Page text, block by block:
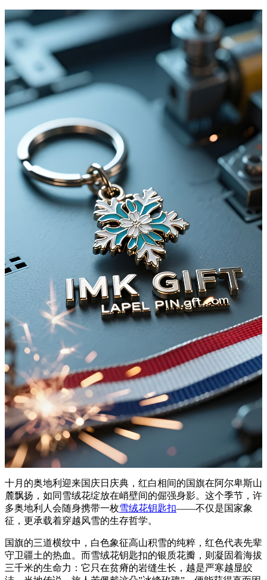
十月的奥地利迎来国庆日庆典，红白相间的国旗在阿尔卑斯山
麓飘扬，如同雪绒花绽放在峭壁间的倔强身影。这个季节，许
多奥地利人会随身携带一枚雪绒花钥匙扣——不仅是国家象
征，更承载着穿越风雪的生存哲学。
国旗的三道横纹中，白色象征高山积雪的纯粹，红色代表先辈
守卫疆土的热血。而雪绒花钥匙扣的银质花瓣，则凝固着海拔
三千米的生命力：它只在贫瘠的岩缝生长，越是严寒越显皎